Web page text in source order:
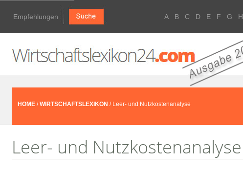
Empfehlungen A B C D E F G H
HOME /WIRTSCHAFTSLEXIKON / Leer- und Nutzkostenanalyse
Leer- und Nutzkostenanalyse